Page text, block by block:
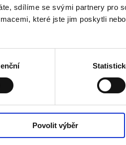
sdílíme se svými partnery pro
které jste jim poskytli
Povolit výběr
+2 000 Kč